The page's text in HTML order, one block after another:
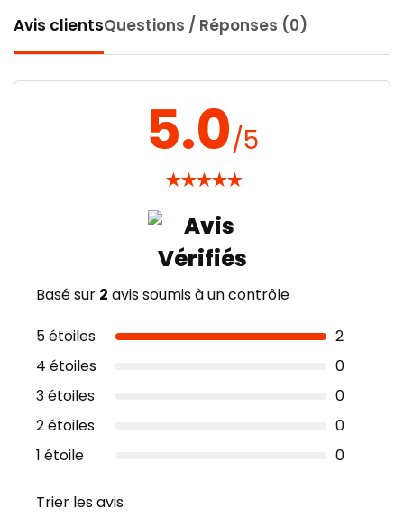
Avis clientsQuestions / Réponses (0)
5.0/5
★★★★★
Basé sur 2 avis soumis à un contrôle
5 étoiles
2
4 étoiles
0
3 étoiles
0
2 étoiles
0
1 étoile
0
Trier les avis